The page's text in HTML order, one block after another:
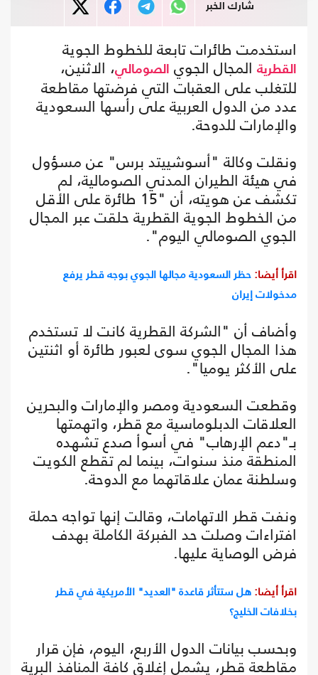
شارك الخبر
استخدمت طائرات تابعة للخطوط الجوية
القطرية المجال الجوي الصومالي، الاثنين،
للتغلب على العقبات التي فرضتها مقاطعة
عدد من الدول العربية على رأسها السعودية
والإمارات للدوحة.
ونقلت وكالة "أسوشييتد برس" عن مسؤول
في هيئة الطيران المدني الصومالية، لم
تكشف عن هويته، أن "15 طائرة على الأقل
من الخطوط الجوية القطرية حلقت عبر المجال
الجوي الصومالي اليوم".
اقرأ أيضا: حظر السعودية مجالها الجوي بوجه قطر يرفع
مدخولات إيران
وأضاف أن "الشركة القطرية كانت لا تستخدم
هذا المجال الجوي سوى لعبور طائرة أو اثنتين
على الأكثر يوميا".
وقطعت السعودية ومصر والإمارات والبحرين
العلاقات الدبلوماسية مع قطر، واتهمتها
بـ"دعم الإرهاب" في أسوأ صدع تشهده
المنطقة منذ سنوات، بينما لم تقطع الكويت
وسلطنة عمان علاقاتهما مع الدوحة.
ونفت قطر الاتهامات، وقالت إنها تواجه حملة
افتراءات وصلت حد الفبركة الكاملة بهدف
فرض الوصاية عليها.
اقرأ أيضا: هل ستتأثر قاعدة "العديد" الأمريكية في قطر
بخلافات الخليج؟
وبحسب بيانات الدول الأربع، اليوم، فإن قرار
مقاطعة قطر، يشمل إغلاق كافة المنافذ البرية